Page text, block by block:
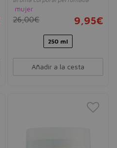
mujer
26,00€ 9,95€
250 ml
Añadir a la cesta